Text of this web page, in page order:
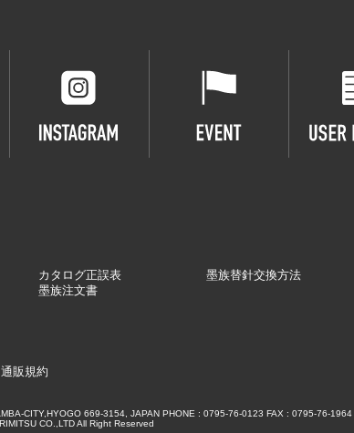
カタログ正誤表
墨族注文書
墨族替針交換方法
通販規約
CITY,HYOGO 669-3154, JAPAN PHONE : 0795-76-0123 FAX : 0795-76-
CO.,LTD All Right Reserved